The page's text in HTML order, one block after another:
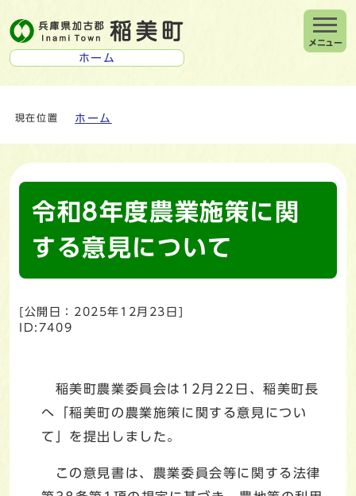
ホーム
メニュー
現在位置 ホーム
令和8年度農業施策に関
する意見について
[公開日： 2025年12月23日 ]
ID:7409
稲美町農業委員会は12月22日、稲美町長
へ「稲美町の農業施策に関する意見につい
て」を提出しました。
この意見書は、農業委員会等に関する法律